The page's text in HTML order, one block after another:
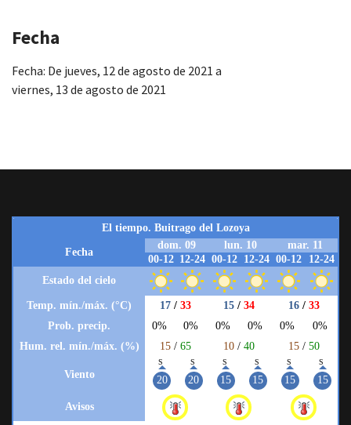
Fecha
Fecha: De jueves, 12 de agosto de 2021 a
viernes, 13 de agosto de 2021